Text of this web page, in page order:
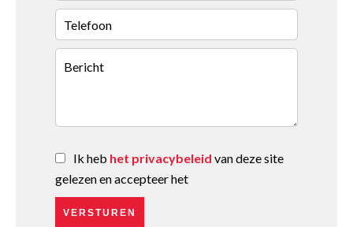
Ik heb het privacybeleid van deze site
gelezen en accepteer het
VERSTUREN